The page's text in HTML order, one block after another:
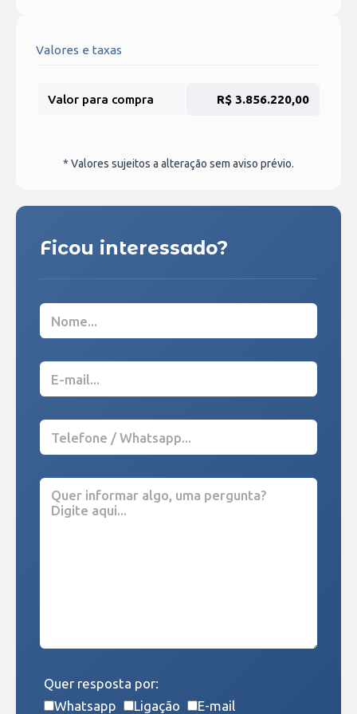
Valores e taxas
Valor para compra R$ 3.856.220,00
* Valores sujeitos a alteração sem aviso prévio.
Ficou interessado?
Quer resposta por:
Whatsapp
Ligação E-mail